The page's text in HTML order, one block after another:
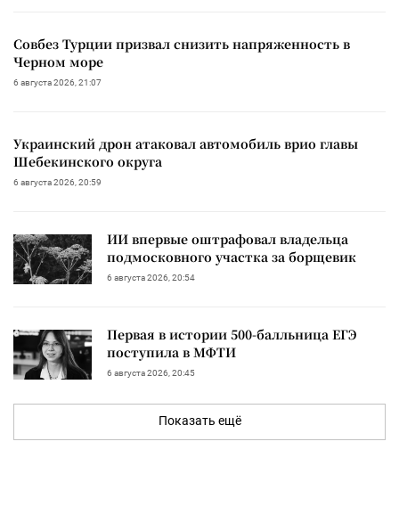
Совбез Турции призвал снизить напряженность в
Черном море
6 августа 2026, 21:07
Украинский дрон атаковал автомобиль врио главы
Шебекинского округа
6 августа 2026, 20:59
ИИ впервые оштрафовал владельца
подмосковного участка за борщевик
6 августа 2026, 20:54
Первая в истории 500-балльница ЕГЭ
поступила в МФТИ
6 августа 2026, 20:45
Показать ещё